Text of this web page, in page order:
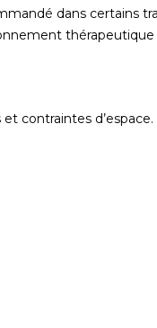
dans certains
contraintes d’espace.